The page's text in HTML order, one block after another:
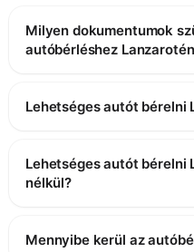
Milyen dokumentumok
autóbérléshez
Lehetséges autót bérelni
Lehetséges autót bérelni
nélkül?
Mennyibe kerül az